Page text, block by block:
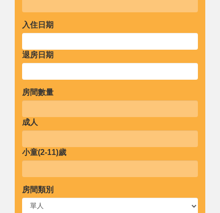
入住日期
退房日期
房間數量
成人
小童(2-11)歲
房間類別